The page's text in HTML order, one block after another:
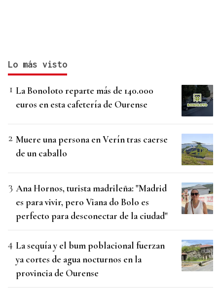
Lo más visto
La Bonoloto reparte más de 140.000
euros en esta cafetería de Ourense
Muere una persona en Verín tras caerse
de un caballo
Ana Hornos, turista madrileña: "Madrid
es para vivir, pero Viana do Bolo es
perfecto para desconectar de la ciudad"
La sequía y el bum poblacional fuerzan
ya cortes de agua nocturnos en la
provincia de Ourense